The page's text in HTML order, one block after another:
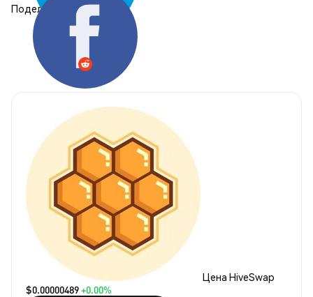
Поделиться:
Цена HiveSwap
$0.00000489+0.00%